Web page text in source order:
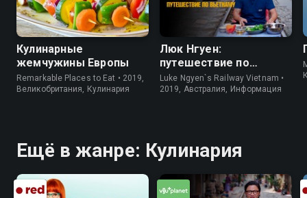
Кулинарные
жемчужины Европы
Remarkable Places to Eat • 2019,
Великобритания, Кулинария
Люк Нгуен:
путешествие по
Вьетнаму
Luke Ngyen`s Railway Vietnam •
2019, Австралия, Информация
Ещё в жанре: Кулинария